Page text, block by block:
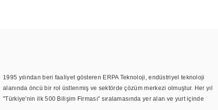
1995 yılından beri faaliyet gösteren ERPA Teknoloji, endüstriyel teknoloji
alanında öncü bir rol üstlenmiş ve sektörde çözüm merkezi olmuştur. Her yıl
"Türkiye'nin ilk 500 Bilişim Firması" sıralamasında yer alan ve yurt içinde